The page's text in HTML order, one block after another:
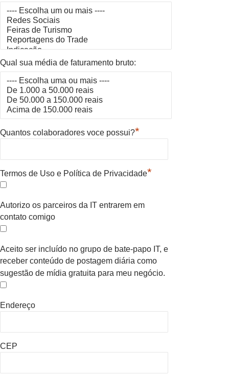
Qual sua média de faturamento bruto:
Quantos colaboradores voce possui?*
Termos de Uso e Política de Privacidade*
Autorizo os parceiros da IT entrarem em
contato comigo
Aceito ser incluído no grupo de bate-papo IT, e
receber conteúdo de postagem diária como
sugestão de mídia gratuita para meu negócio.
Endereço
CEP